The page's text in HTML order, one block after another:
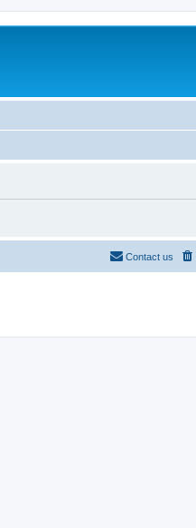
Contact us